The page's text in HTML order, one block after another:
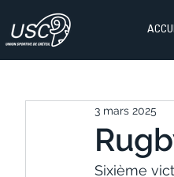
3 mars 2025
Sixième